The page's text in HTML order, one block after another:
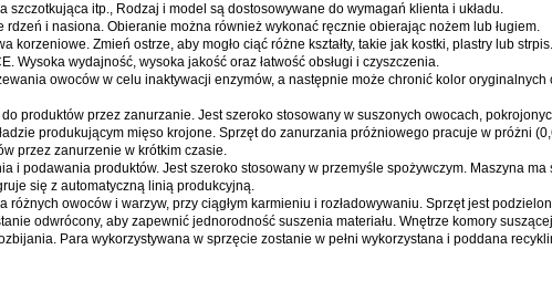
itp., Rodzaj i model są dostosowywane do wymagań klienta i układu.
rdzeń i nasiona. Obieranie można również wykonać ręcznie obierając nożem lub ługiem.
korzeniowe. Zmień ostrze, aby mogło ciąć różne kształty, takie jak kostki, plastry lub strpis.
Wysoka wydajność, wysoka jakość oraz łatwość obsługi i czyszczenia.
owoców w celu inaktywacji enzymów, a następnie może chronić kolor oryginalnych
produktów przez zanurzanie. Jest szeroko stosowany w suszonych owocach,
produkującym mięso krojone. Sprzęt do zanurzania próżniowego pracuje w próżni
przez zanurzenie w krótkim czasie.
i podawania produktów. Jest szeroko stosowany w przemyśle spożywczym. Maszyna ma
się z automatyczną linią produkcyjną.
owoców i warzyw, przy ciągłym karmieniu i rozładowywaniu. Sprzęt jest
odwrócony, aby zapewnić jednorodność suszenia materiału. Wnętrze komory
Para wykorzystywana w sprzęcie zostanie w pełni wykorzystana i poddana